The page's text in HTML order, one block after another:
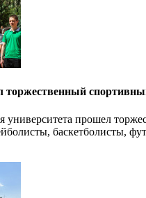
университета прошел
баскетболисты,